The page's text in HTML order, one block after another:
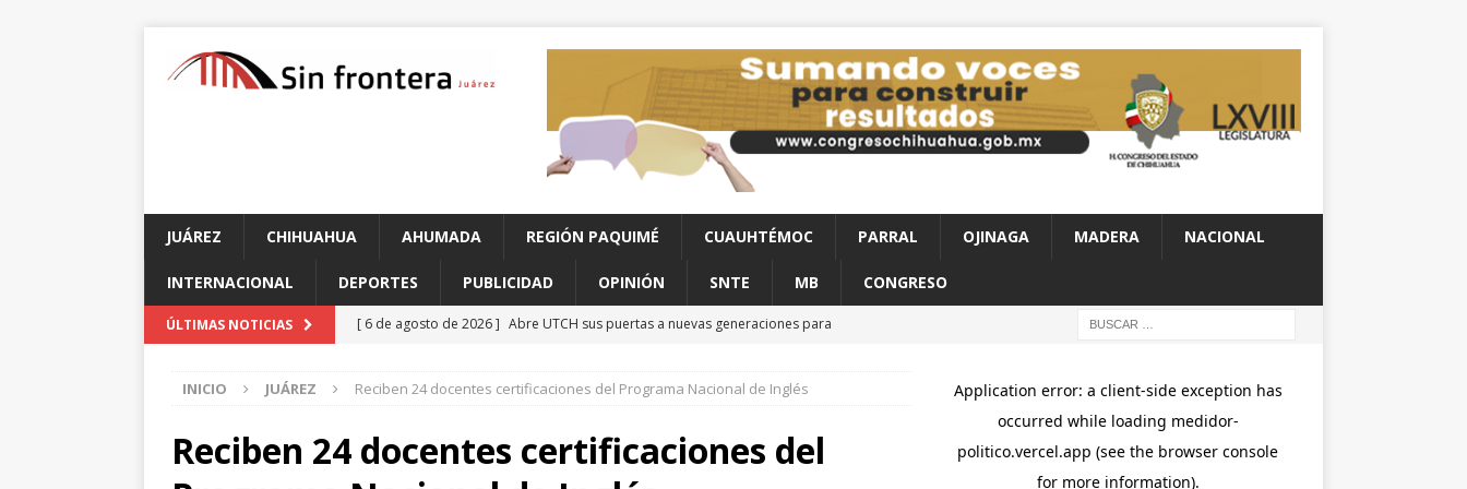
JUÁREZ CHIHUAHUA AHUMADA REGIÓN PAQUIMÉ CUAUHTÉMOC PARRAL OJINAGA MADERA NACIONAL
INTERNACIONAL DEPORTES PUBLICIDAD OPINIÓN SNTE MB CONGRESO
ÚLTIMAS NOTICIAS [ 6 de agosto de 2026 ] Abre UTCH sus puertas a nuevas generaciones para
[ 6 de agosto de 2026 ] Reglas claras consolidarían la unidad en el PAN: Rafa Loera
CHIHUAHUA
INICIO JUÁREZ Reciben 24 docentes certificaciones del Programa Nacional de Inglés
Reciben 24 docentes certificaciones del